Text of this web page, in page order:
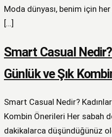
Moda dünyası, benim için
[…]
Smart Casual
Günlük ve Şık
Smart Casual Nedir?
Kombin Önerileri Her sabah
dakikalarca düşündüğünüz